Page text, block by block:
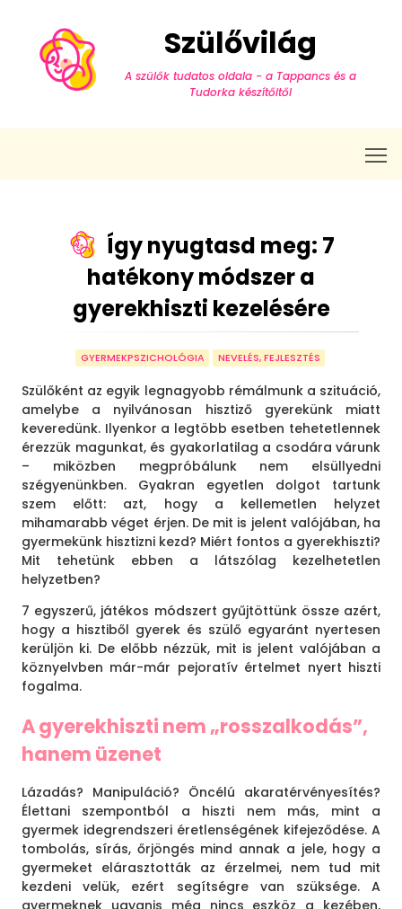
Szülővilág
A szülők tudatos oldala - a Tappancs és a
Tudorka készítőitől
Így nyugtasd meg: 7
hatékony módszer a
gyerekhiszti kezelésére
GYERMEKPSZICHOLÓGIA NEVELÉS, FEJLESZTÉS
Szülőként az egyik legnagyobb rémálmunk a szituáció,
amelybe a nyilvánosan hisztiző gyerekünk miatt
keveredünk. Ilyenkor a legtöbb esetben tehetetlennek
érezzük magunkat, és gyakorlatilag a csodára várunk
– miközben megpróbálunk nem elsüllyedni
szégyenünkben. Gyakran egyetlen dolgot tartunk
szem előtt: azt, hogy a kellemetlen helyzet
mihamarabb véget érjen. De mit is jelent valójában, ha
gyermekünk hisztizni kezd? Miért fontos a gyerekhiszti?
Mit tehetünk ebben a látszólag kezelhetetlen
helyzetben?
7 egyszerű, játékos módszert gyűjtöttünk össze azért,
hogy a hisztiből gyerek és szülő egyaránt nyertesen
kerüljön ki. De előbb nézzük, mit is jelent valójában a
köznyelvben már-már pejoratív értelmet nyert hiszti
fogalma.
A gyerekhiszti nem „rosszalkodás”,
hanem üzenet
Lázadás? Manipuláció? Öncélú akaratérvényesítés?
Élettani szempontból a hiszti nem más, mint a
gyermek idegrendszeri éretlenségének kifejeződése. A
tombolás, sírás, őrjöngés mind annak a jele, hogy a
gyermeket elárasztották az érzelmei, nem tud mit
kezdeni velük, ezért segítségre van szüksége. A